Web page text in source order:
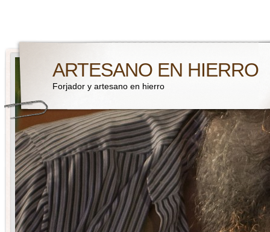
ARTESANO EN HIERRO
Forjador y artesano en hierro